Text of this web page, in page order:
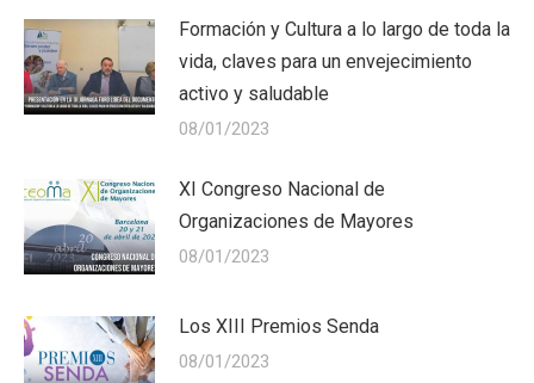
Formación y Cultura a lo largo de toda la
vida, claves para un envejecimiento
activo y saludable
08/01/2023
XI Congreso Nacional de
Organizaciones de Mayores
08/01/2023
Los XIII Premios Senda
08/01/2023